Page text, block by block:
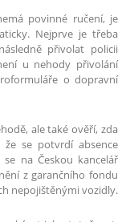
povinné ručení, je
Nejprve je třeba
přivolat policii
u nehody přivolání
o dopravní
ale také ověří, zda
se potvrdí absence
na Českou kancelář
z garančního fondu
nepojištěnými vozidly.